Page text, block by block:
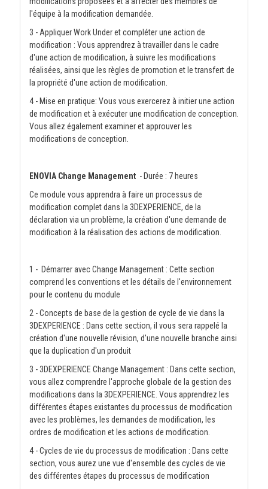
l'équipe à la modification demandée.
3 - Appliquer Work Under et compléter une action de
modification : Vous apprendrez à travailler dans le cadre
d'une action de modification, à suivre les modifications
réalisées, ainsi que les règles de promotion et le transfert de
la propriété d'une action de modification.
4 - Mise en pratique: Vous vous exercerez à initier une action
de modification et à exécuter une modification de conception.
Vous allez également examiner et approuver les
modifications de conception.
ENOVIA Change Management - Durée : 7 heures
Ce module vous apprendra à faire un processus de
modification complet dans la 3DEXPERIENCE, de la
déclaration via un problème, la création d'une demande de
modification à la réalisation des actions de modification.
1 - Démarrer avec Change Management : Cette section
comprend les conventions et les détails de l'environnement
pour le contenu du module
2 - Concepts de base de la gestion de cycle de vie dans la
3DEXPERIENCE : Dans cette section, il vous sera rappelé la
création d'une nouvelle révision, d'une nouvelle branche ainsi
que la duplication d'un produit
3 - 3DEXPERIENCE Change Management : Dans cette section,
vous allez comprendre l'approche globale de la gestion des
modifications dans la 3DEXPERIENCE. Vous apprendrez les
différentes étapes existantes du processus de modification
avec les problèmes, les demandes de modification, les
ordres de modification et les actions de modification.
4 - Cycles de vie du processus de modification : Dans cette
section, vous aurez une vue d'ensemble des cycles de vie
des différentes étapes du processus de modification